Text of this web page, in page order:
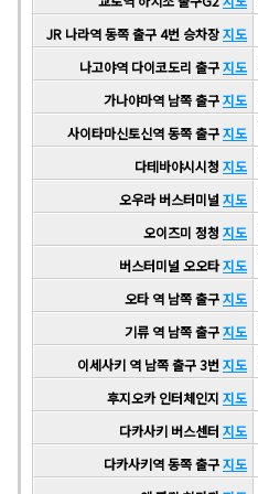
JR 나라역 동쪽 출구 4번 승차장지도
나고야역 다이코도리 출구지도
가나야마역 남쪽 출구지도
사이타마신토신역 동쪽 출구지도
다테바야시시청 지도
오우라 버스터미널 지도
오이즈미 정청 지도
버스터미널 오오타지도
오타 역 남쪽 출구지도
기류 역 남쪽 출구지도
이세사키 역 남쪽 출구 3번 지도
후지오카 인터체인지 지도
다카사키 버스센터 지도
다카사키역 동쪽 출구지도